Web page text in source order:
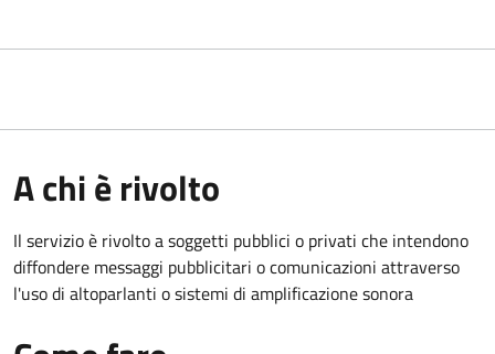
A chi è rivolto
Il servizio è rivolto a soggetti pubblici o privati che intendono
diffondere messaggi pubblicitari o comunicazioni attraverso
l'uso di altoparlanti o sistemi di amplificazione sonora